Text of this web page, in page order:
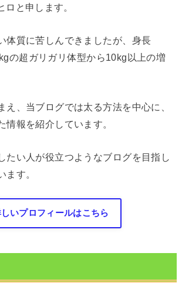
ロと申します。
体質に苦しんできましたが、身長
の超ガリガリ体型から10kg以上の増
え、当ブログでは太る方法を中心に、
情報を紹介しています。
たい人が役立つようなブログを目指し
ます。
いプロフィールはこちら